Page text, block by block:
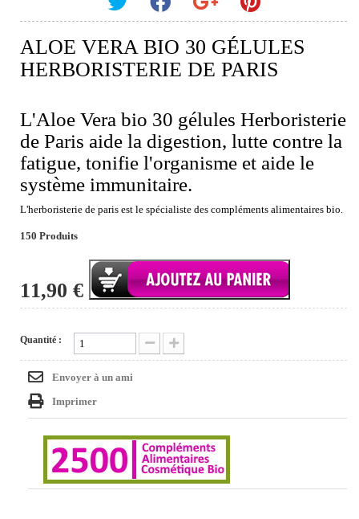
ALOE VERA BIO 30 GÉLULES
HERBORISTERIE DE PARIS
L'Aloe Vera bio 30 gélules Herboristerie
de Paris aide la digestion, lutte contre la
fatigue, tonifie l'organisme et aide le
système immunitaire.
L'herboristerie de paris est le spécialiste des compléments alimentaires bio.
150 Produits
11,90 €
Quantité :
Envoyer à un ami
Imprimer